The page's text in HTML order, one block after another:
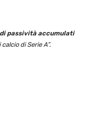
passività accumulati
di Serie A”.